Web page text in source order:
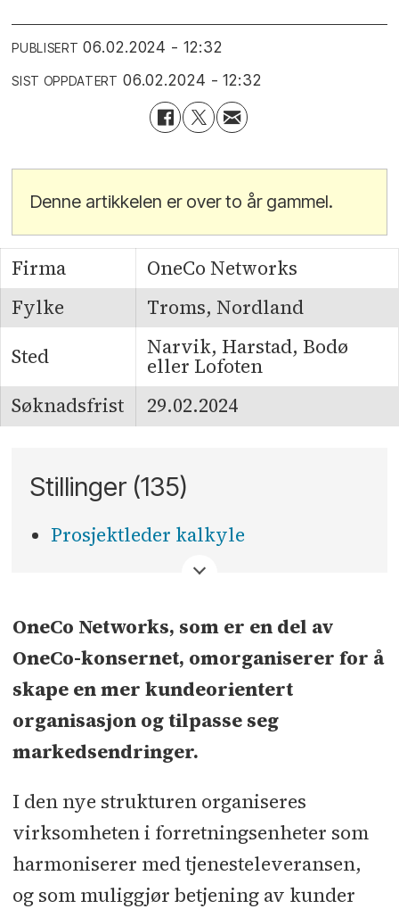
PUBLISERT 06.02.2024 - 12:32
SIST OPPDATERT 06.02.2024 - 12:32
Denne artikkelen er over to år gammel.
Firma
OneCo Networks
Fylke
Troms, Nordland
Sted
Narvik, Harstad, Bodø
eller Lofoten
Søknadsfrist
29.02.2024
Stillinger (135)
Prosjektleder kalkyle
OneCo Networks, som er en del av
OneCo-konsernet, omorganiserer for å
skape en mer kundeorientert
organisasjon og tilpasse seg
markedsendringer.
I den nye strukturen organiseres
virksomheten i forretningsenheter som
harmoniserer med tjenesteleveransen,
og som muliggjør betjening av kunder